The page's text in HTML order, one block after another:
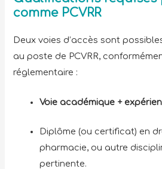
comme PCVRR
Deux voies d’accès sont
au poste de PCVRR,
réglementaire :
Voie académique +
Diplôme (ou certificat) en
pharmacie, ou autre
pertinente.